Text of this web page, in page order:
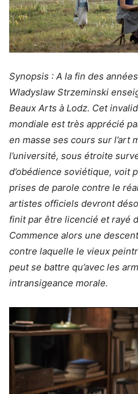
Synopsis : A la fin des
Wladyslaw Strzeminski
Beaux Arts à Lodz. Cet
mondiale est très apprécié
en masse ses cours sur l’art
l’université, sous étroite
d’obédience soviétique, voit
prises de parole contre le
artistes officiels devront
finit par être licencié et rayé
Commence alors une
contre laquelle le vieux
peut se battre qu’avec les
intransigeance morale.